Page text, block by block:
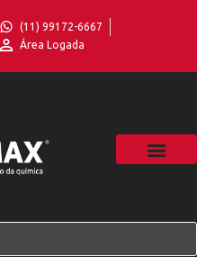
(11) 99172-6667
Área Logada